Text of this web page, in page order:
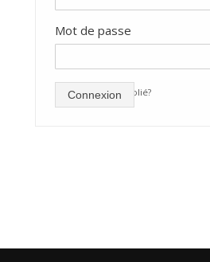
Mot de passe
mot de passe oublié?
Connexion